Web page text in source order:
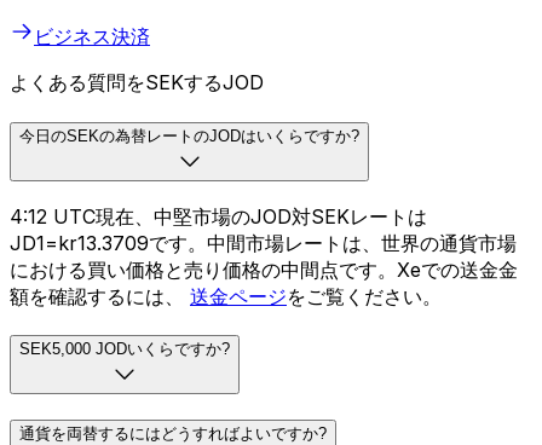
ビジネス決済
よくある質問をSEKするJOD
今日のSEKの為替レートのJODはいくらですか?
4:12 UTC現在、中堅市場のJOD対SEKレートは
JD1=kr13.3709です。中間市場レートは、世界の通貨市場
における買い価格と売り価格の中間点です。Xeでの送金金
額を確認するには、 送金ページをご覧ください。
SEK5,000 JODいくらですか?
通貨を両替するにはどうすればよいですか?